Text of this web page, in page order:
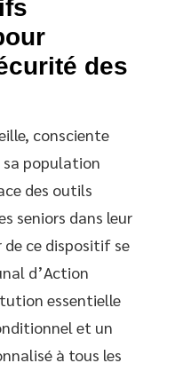
des
consciente
sa population
des outils
seniors dans leur
de ce dispositif se
d’Action
essentielle
et un
à tous les